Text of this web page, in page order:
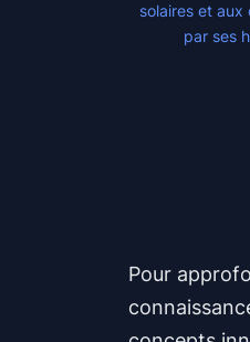
solaires et aux
par ses
Pour